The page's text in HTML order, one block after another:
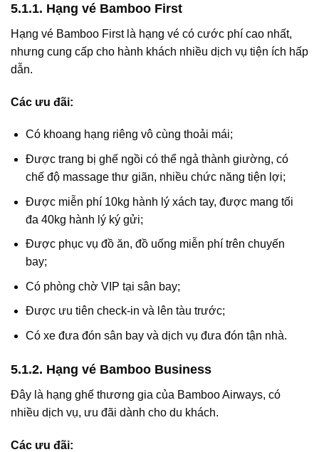
5.1.1. Hạng vé Bamboo First
Hạng vé Bamboo First là hạng vé có cước phí cao nhất,
nhưng cung cấp cho hành khách nhiều dịch vụ tiện ích hấp
dẫn.
Các ưu đãi:
Có khoang hạng riêng vô cùng thoải mái;
Được trang bị ghế ngồi có thể ngả thành giường, có
chế độ massage thư giãn, nhiều chức năng tiện lợi;
Được miễn phí 10kg hành lý xách tay, được mang tối
đa 40kg hành lý ký gửi;
Được phục vụ đồ ăn, đồ uống miễn phí trên chuyến
bay;
Có phòng chờ VIP tại sân bay;
Được ưu tiên check-in và lên tàu trước;
Có xe đưa đón sân bay và dịch vụ đưa đón tận nhà.
5.1.2. Hạng vé Bamboo Business
Đây là hạng ghế thương gia của Bamboo Airways, có
nhiều dịch vụ, ưu đãi dành cho du khách.
Các ưu đãi: